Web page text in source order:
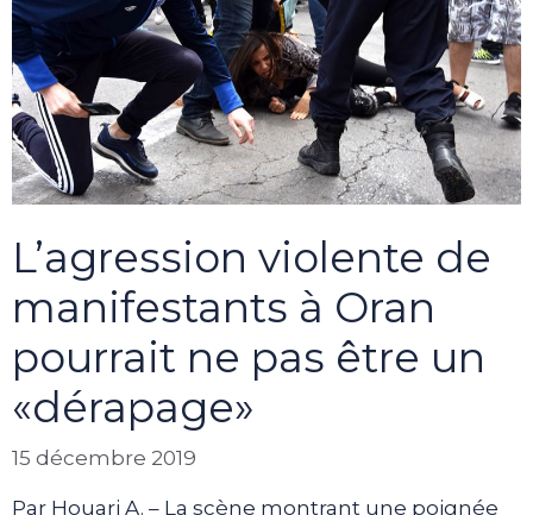
L’agression violente de
manifestants à Oran
pourrait ne pas être un
«dérapage»
15 décembre 2019
Par Houari A. – La scène montrant une poignée